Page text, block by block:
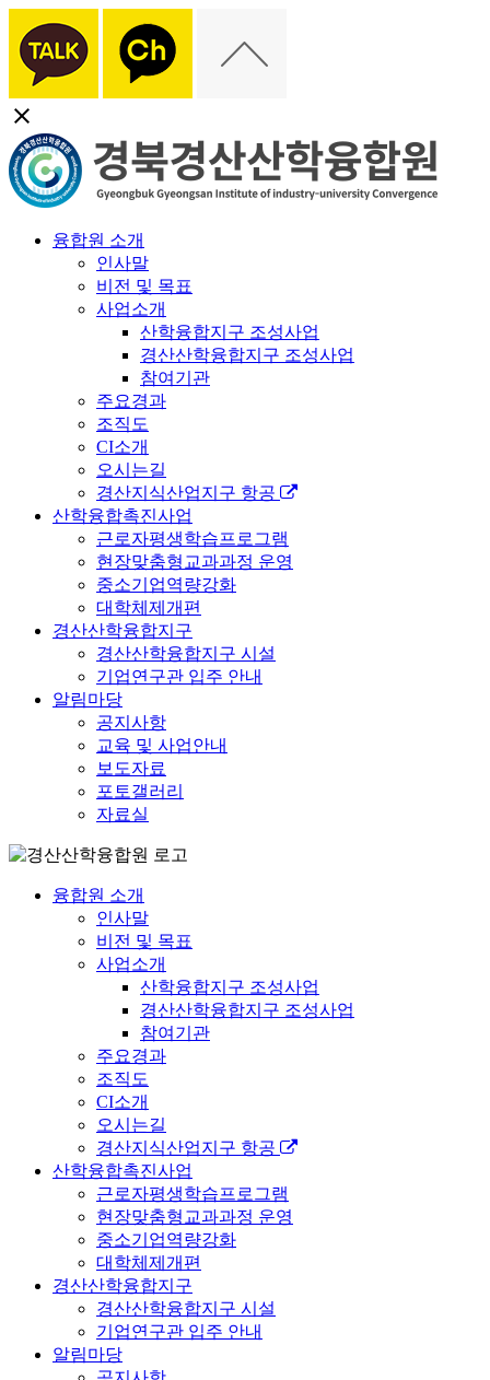
close
융합원 소개
인사말
비전 및 목표
사업소개
산학융합지구 조성사업
경산산학융합지구 조성사업
참여기관
주요경과
조직도
CI소개
오시는길
경산지식산업지구 항공
산학융합촉진사업
근로자평생학습프로그램
현장맞춤형교과과정 운영
중소기업역량강화
대학체제개편
경산산학융합지구
경산산학융합지구 시설
기업연구관 입주 안내
알림마당
공지사항
교육 및 사업안내
보도자료
포토갤러리
자료실
융합원 소개
인사말
비전 및 목표
사업소개
산학융합지구 조성사업
경산산학융합지구 조성사업
참여기관
주요경과
조직도
CI소개
오시는길
경산지식산업지구 항공
산학융합촉진사업
근로자평생학습프로그램
현장맞춤형교과과정 운영
중소기업역량강화
대학체제개편
경산산학융합지구
경산산학융합지구 시설
기업연구관 입주 안내
알림마당